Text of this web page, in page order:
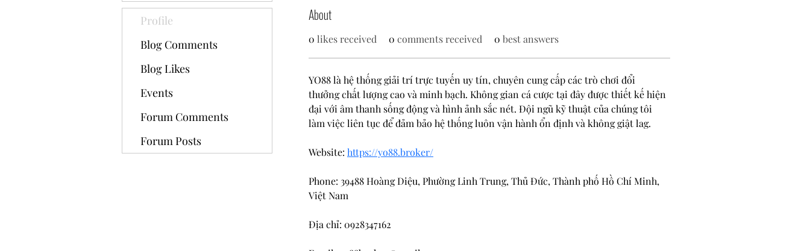
About
0 likes received 0 comments received 0 best answers
YO88 là hệ thống giải trí trực tuyến uy tín, chuyên cung cấp các trò chơi đổi
thưởng chất lượng cao và minh bạch. Không gian cá cược tại đây được thiết kế hiện
đại với âm thanh sống động và hình ảnh sắc nét. Đội ngũ kỹ thuật của chúng tôi
làm việc liên tục để đảm bảo hệ thống luôn vận hành ổn định và không giật lag.
Website: https://yo88.broker/
Phone: 39488 Hoàng Diệu, Phường Linh Trung, Thủ Đức, Thành phố Hồ Chí Minh,
Việt Nam
Địa chỉ: 0928347162
Profile
Blog Comments
Blog Likes
Events
Forum Comments
Forum Posts